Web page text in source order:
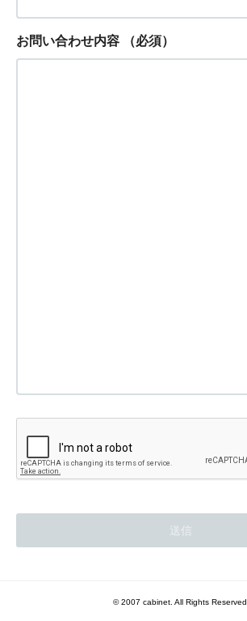
お問い合わせ内容 （必須）
© 2007 cabinet. All Rights Reserved.